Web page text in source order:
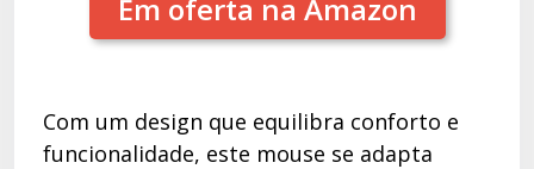
Em oferta na Amazon
Com um design que equilibra conforto e
funcionalidade, este mouse se adapta